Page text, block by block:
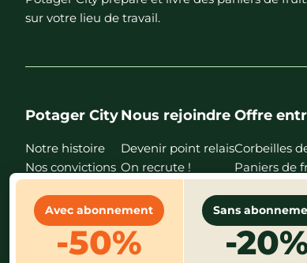
Avec abonnement
-50%
Sans
-
sur votre lieu de travail.
Potager City
Notre histoire
Nos convictions
Nos magasins
Nos recettes
Nous rejoindre
Devenir point relais
On recrute !
Offre
Corbeilles
Paniers de